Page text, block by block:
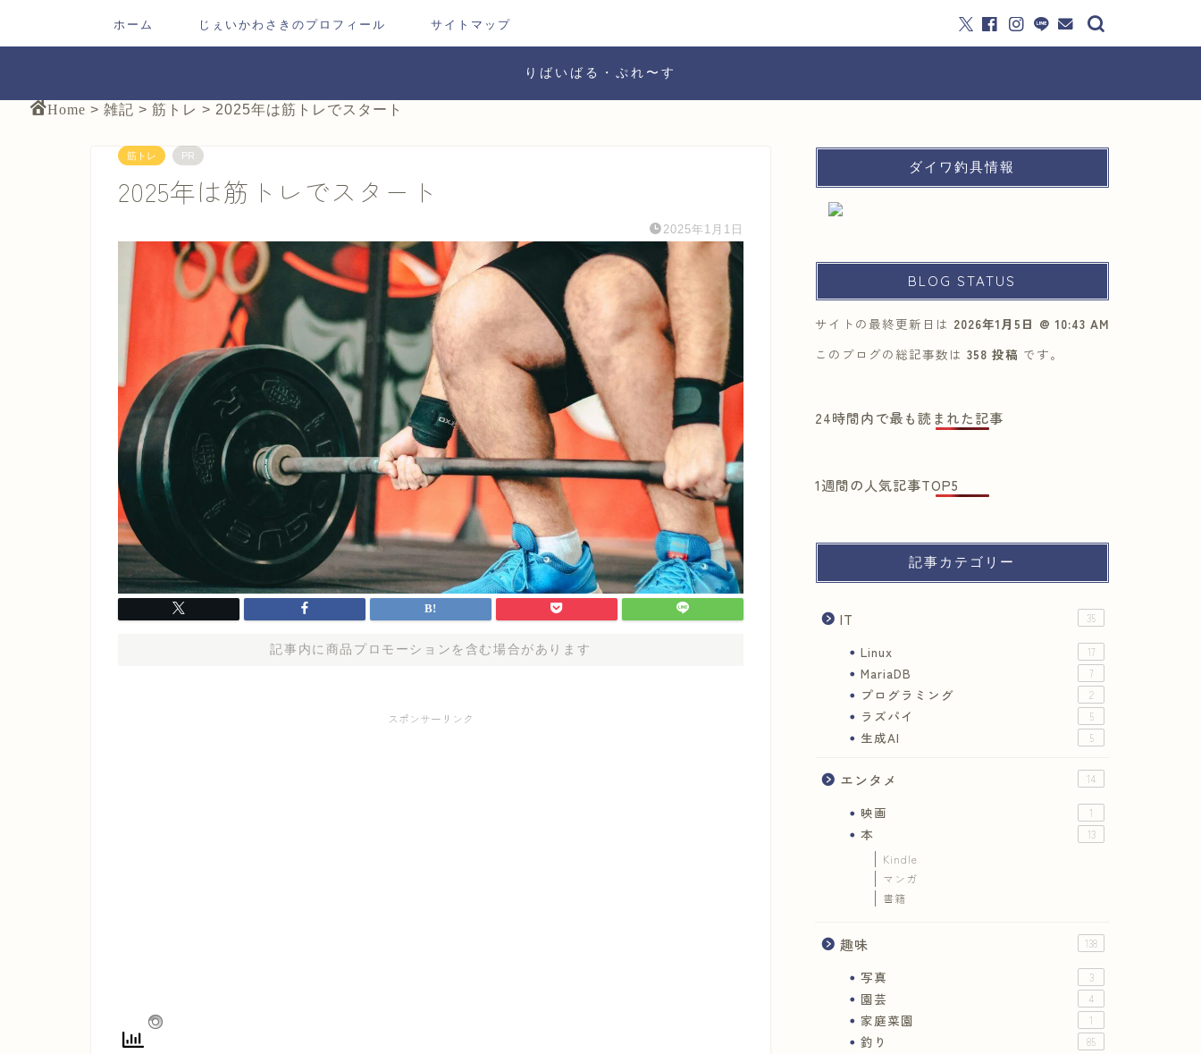
ホーム じぇいかわさきのプロフィール サイトマップ
りばいばる・ぷれ〜す
Home > 雑記 > 筋トレ > 2025年は筋トレでスタート
筋トレ PR
2025年は筋トレでスタート
2025年1月1日
記事内に商品プロモーションを含む場合があります
スポンサーリンク
ダイワ釣具情報
BLOG STATUS
サイトの最終更新日は 2026年1月5日 @ 10:43 AM
このブログの総記事数は 358 投稿 です。
24時間内で最も読まれた記事
1週間の人気記事TOP5
記事カテゴリー
IT 35
Linux 17
MariaDB 7
プログラミング 2
ラズパイ 5
生成AI 5
エンタメ 14
映画 1
本 13
Kindle
マンガ
書籍
趣味 138
写真 3
園芸 4
家庭菜園 1
釣り 85